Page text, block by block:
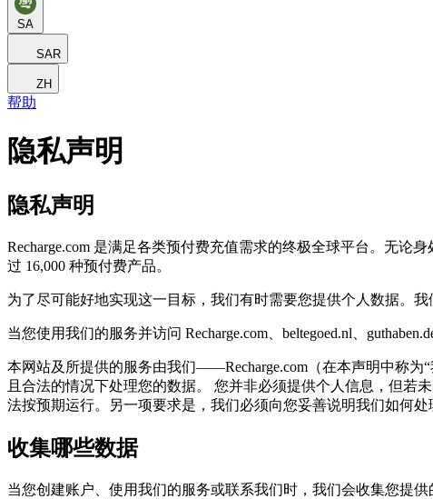
SA
SAR
ZH
帮助
隐私声明
隐私声明
Recharge.com 是满足各类预付费充值需求的终极全球平台。无论
过 16,000 种预付费产品。
为了尽可能好地实现这一目标，我们有时需要您提供个人数据。
当您使用我们的服务并访问 Recharge.com、beltegoed.nl、
本网站及所提供的服务由我们——Recharge.com（在本声明中称
且合法的情况下处理您的数据。 您并非必须提供个人信息，但若
法按预期运行。另一项要求是，我们必须向您妥善说明我们如何
收集哪些数据
当您创建账户、使用我们的服务或联系我们时，我们会收集您提